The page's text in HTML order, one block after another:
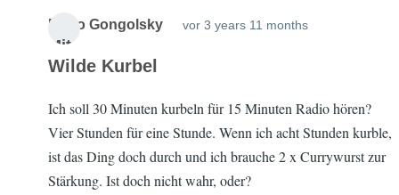
Mit
glie
seit
Mario Gongolsky vor 3 years 11 months
Wilde Kurbel
Ich soll 30 Minuten kurbeln für 15 Minuten Radio hören?
Vier Stunden für eine Stunde. Wenn ich acht Stunden kurble,
ist das Ding doch durch und ich brauche 2 x Currywurst zur
Stärkung. Ist doch nicht wahr, oder?